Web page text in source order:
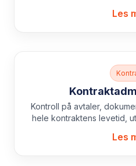
Les
Kontroll på avtaler,
hele kontraktens levetid,
Les